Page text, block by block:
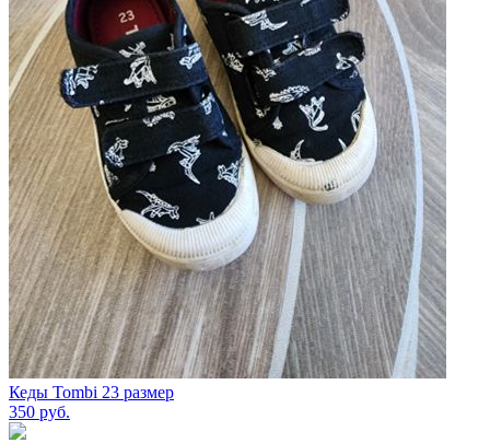
Кеды Tombi 23 размер
350 руб.